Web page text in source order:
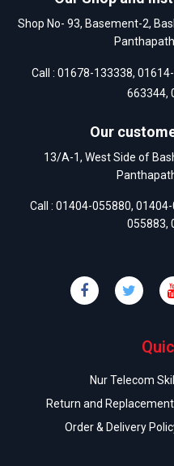
Shop No- 93, Basement-2,
Call : 01678-133338,
663344,
Our
13/A-1, West Side of
Call : 01404-055880, 01404-
055883,
Nur Telecom
Return and
Order & Delivery